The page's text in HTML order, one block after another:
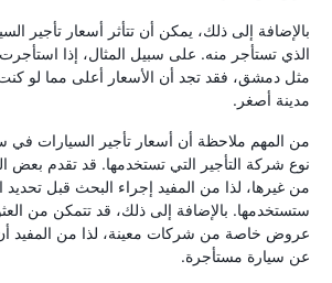
بالإضافة إلى ذلك، يمكن أن تتأثر أسعار تأجير
الذي تستأجر منه. على سبيل المثال، إذا
مثل دمشق، فقد تجد أن الأسعار أعلى مما لو
مدينة أصغر.
من المهم ملاحظة أن أسعار تأجير السيارات في
نوع شركة التأجير التي تستخدمها. قد تقدم بعض
من غيرها، لذا من المفيد إجراء البحث قبل تحديد
ستستخدمها. بالإضافة إلى ذلك، قد تتمكن من
عروض خاصة من شركات معينة، لذا من المفيد
عن سيارة مستأجرة.